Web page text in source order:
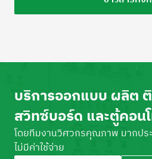
บริการออกแบบ ผลิต
สวิทซ์บอร์ด และตู้คอน
โดยทีมงานวิศวกรคุณภาพ มากป
ไม่มีค่าใช้จ่าย